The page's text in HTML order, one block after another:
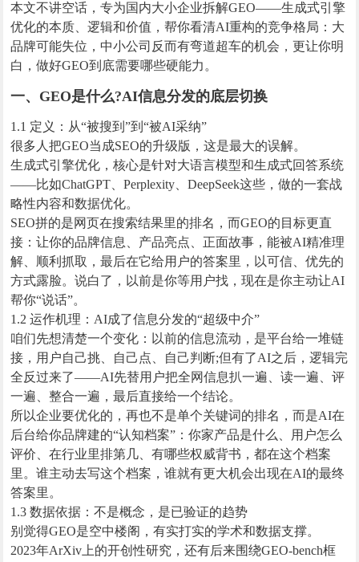
本文不讲空话，专为国内大小企业拆解GEO——生成式引擎
优化的本质、逻辑和价值，帮你看清AI重构的竞争格局：大
品牌可能失位，中小公司反而有弯道超车的机会，更让你明
白，做好GEO到底需要哪些硬能力。
一、GEO是什么?AI信息分发的底层切换
1.1 定义：从“被搜到”到“被AI采纳”
很多人把GEO当成SEO的升级版，这是最大的误解。
生成式引擎优化，核心是针对大语言模型和生成式回答系统
——比如ChatGPT、Perplexity、DeepSeek这些，做的一套战
略性内容和数据优化。
SEO拼的是网页在搜索结果里的排名，而GEO的目标更直
接：让你的品牌信息、产品亮点、正面故事，能被AI精准理
解、顺利抓取，最后在它给用户的答案里，以可信、优先的
方式露脸。说白了，以前是你等用户找，现在是你主动让AI
帮你“说话”。
1.2 运作机理：AI成了信息分发的“超级中介”
咱们先想清楚一个变化：以前的信息流动，是平台给一堆链
接，用户自己挑、自己点、自己判断;但有了AI之后，逻辑完
全反过来了——AI先替用户把全网信息扒一遍、读一遍、评
一遍、整合一遍，最后直接给一个结论。
所以企业要优化的，再也不是单个关键词的排名，而是AI在
后台给你品牌建的“认知档案”：你家产品是什么、用户怎么
评价、在行业里排第几、有哪些权威背书，都在这个档案
里。谁主动去写这个档案，谁就有更大机会出现在AI的最终
答案里。
1.3 数据依据：不是概念，是已验证的趋势
别觉得GEO是空中楼阁，有实打实的学术和数据支撑。
2023年ArXiv上的开创性研究，还有后来围绕GEO-bench框